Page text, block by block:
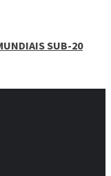
SUB-20